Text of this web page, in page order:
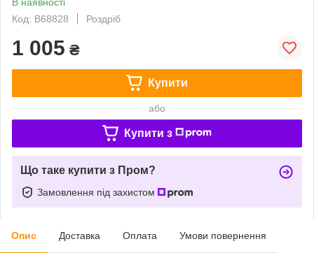
Код: B68828
Роздріб
1 005 ₴
Купити
або
Купити з
Що таке купити з Пром?
Замовлення під захистом
Опис Доставка Оплата Умови повернення